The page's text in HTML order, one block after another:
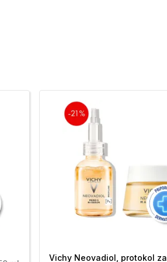
Vichy Neovadiol, protokol za